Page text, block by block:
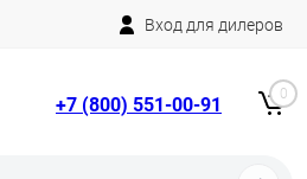
Вход для дилеров
+7 (800) 551-00-91 0